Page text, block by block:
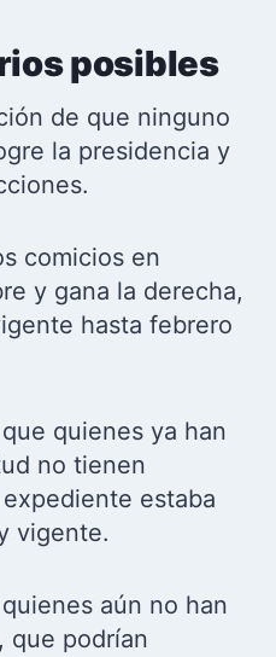
posibles
de que ninguno
la presidencia y
comicios en
y gana la derecha,
hasta febrero
quienes ya han
no tienen
estaba
vigente.
aún no han
que podrían